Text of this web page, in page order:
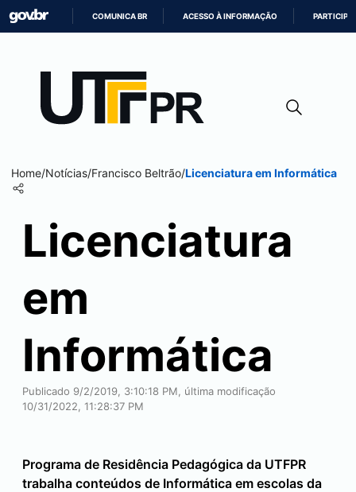
CONTEÚDO
COMUNICA BR ACESSO À INFORMAÇÃO PARTICIPE
Home/Notícias/Francisco Beltrão/Licenciatura em Informática
Licenciatura
em
Informática
Publicado 9/2/2019, 3:10:18 PM, última modificação
10/31/2022, 11:28:37 PM
Programa de Residência Pedagógica da UTFPR
trabalha conteúdos de Informática em escolas da